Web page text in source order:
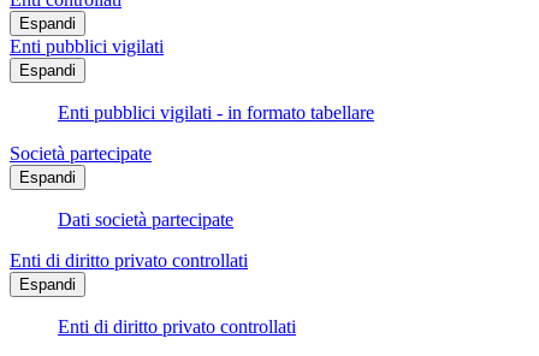
Espandi
Enti pubblici vigilati
Espandi
Enti pubblici vigilati - in formato tabellare
Società partecipate
Espandi
Dati società partecipate
Enti di diritto privato controllati
Espandi
Enti di diritto privato controllati